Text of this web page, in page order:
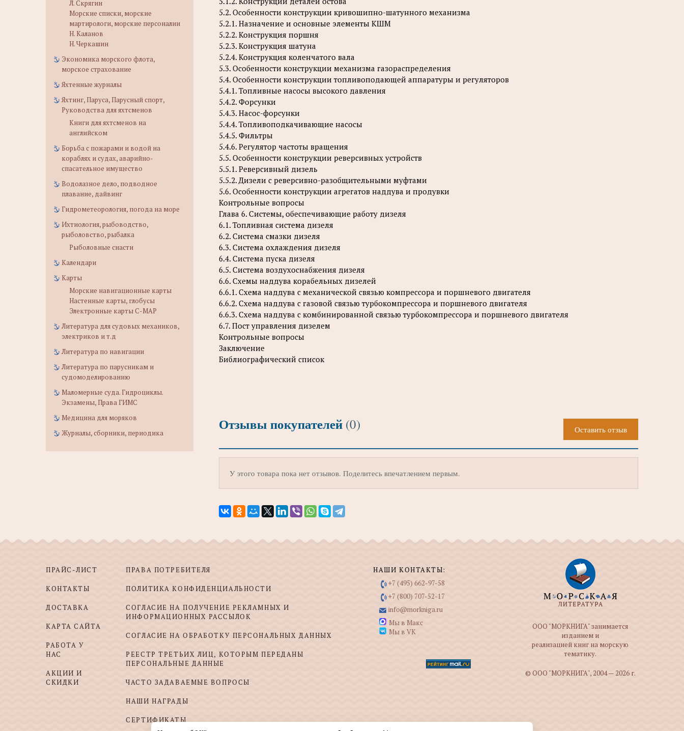
Л. Скрягин
Морские списки, морские
мартирологи, морские персоналии
Н. Каланов
Н. Черкашин
Экономика морского флота,
морское страхование
Яхтенные журналы
Яхтинг, Паруса, Парусный спорт,
Руководства для яхтсменов
Книги для яхтсменов на
английском
Борьба с пожарами и водой на
кораблях и судах, аварийно-
спасательное имущество
Водолазное дело, подводное
плавание, дайвинг
Гидрометеорология, погода на море
Ихтиология, рыбоводство,
рыболовство, рыбалка
Рыболовные снасти
Календари
Карты
Морские навигационные карты
Настенные карты, глобусы
Электронные карты C-MAP
Литература для судовых механиков,
электриков и т.д
Литература по навигации
Литература по парусникам и
судомоделированию
Маломерные суда. Гидроциклы.
Экзамены, Права ГИМС
Медицина для моряков
Журналы, сборники, периодика
5.2. Особенности конструкции кривошипно-шатунного механизма
5.2.1. Назначение и основные элементы КШМ
5.2.2. Конструкция поршня
5.2.3. Конструкция шатуна
5.2.4. Конструкция коленчатого вала
5.3. Особенности конструкции механизма газораспределения
5.4. Особенности конструкции топливоподающей аппаратуры и регуляторов
5.4.1. Топливные насосы высокого давления
5.4.2. Форсунки
5.4.3. Насос-форсунки
5.4.4. Топливоподкачивающие насосы
5.4.5. Фильтры
5.4.6. Регулятор частоты вращения
5.5. Особенности конструкции реверсивных устройств
5.5.1. Реверсивный дизель
5.5.2. Дизели с реверсивно-разобщительными муфтами
5.6. Особенности конструкции агрегатов наддува и продувки
Контрольные вопросы
Глава 6. Системы, обеспечивающие работу дизеля
6.1. Топливная система дизеля
6.2. Система смазки дизеля
6.3. Система охлаждения дизеля
6.4. Система пуска дизеля
6.5. Система воздухоснабжения дизеля
6.6. Схемы наддува корабельных дизелей
6.6.1. Схема наддува с механической связью компрессора и поршневого двигателя
6.6.2. Схема наддува с газовой связью турбокомпрессора и поршневого двигателя
6.6.3. Схема наддува с комбинированной связью турбокомпрессора и поршневого двигателя
6.7. Пост управления дизелем
Контрольные вопросы
Заключение
Библиографический список
Отзывы покупателей (0) Оставить отзыв
У этого товара пока нет отзывов. Поделитесь впечатлением первым.
ПРАЙС-ЛИСТ
КОНТАКТЫ
ДОСТАВКА
КАРТА САЙТА
РАБОТА У
НАС
АКЦИИ И
СКИДКИ
ПРАВА ПОТРЕБИТЕЛЯ
ПОЛИТИКА КОНФИДЕНЦИАЛЬНОСТИ
СОГЛАСИЕ НА ПОЛУЧЕНИЕ РЕКЛАМНЫХ И
ИНФОРМАЦИОННЫХ РАССЫЛОК
СОГЛАСИЕ НА ОБРАБОТКУ ПЕРСОНАЛЬНЫХ ДАННЫХ
РЕЕСТР ТРЕТЬИХ ЛИЦ, КОТОРЫМ ПЕРЕДАНЫ
ПЕРСОНАЛЬНЫЕ ДАННЫЕ
ЧАСТО ЗАДАВАЕМЫЕ ВОПРОСЫ
НАШИ НАГРАДЫ
СЕРТИФИКАТЫ
НАШИ КОНТАКТЫ:
+7 (495) 662-97-58
+7 (800) 707-52-17
info@morkniga.ru
Мы в Макс
Мы в VK
ООО "МОРКНИГА" занимается
изданием и
реализацией книг на морскую
тематику.
© ООО "МОРКНИГА", 2004 — 2026 г.